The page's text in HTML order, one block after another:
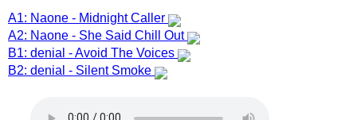
A1: Naone - Midnight Caller
A2: Naone - She Said Chill Out
B1: denial - Avoid The Voices
B2: denial - Silent Smoke